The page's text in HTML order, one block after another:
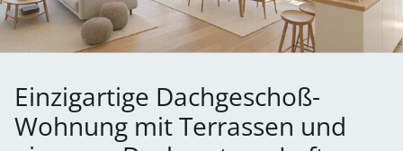
Einzigartige Dachgeschoß-
Wohnung mit Terrassen und